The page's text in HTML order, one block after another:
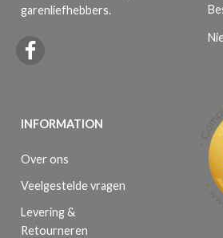
garenliefhebbers.
INFORMATION
Over ons
Veelgestelde vragen
Levering &
Retourneren